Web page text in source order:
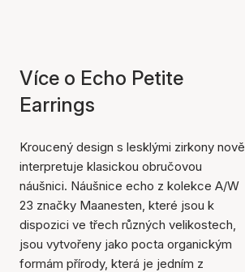
Více o Echo Petite
Earrings
Kroucený design s lesklými zirkony nově
interpretuje klasickou obručovou
náušnici. Náušnice echo z kolekce A/W
23 značky Maanesten, které jsou k
dispozici ve třech různých velikostech,
jsou vytvořeny jako pocta organickým
formám přírody, která je jedním z